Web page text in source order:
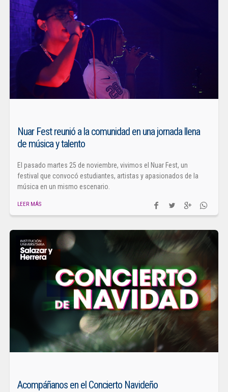
Nuar Fest reunió a la comunidad en una jornada llena
de música y talento
El pasado martes 25 de noviembre, vivimos el Nuar Fest, un
festival que convocó estudiantes, artistas y apasionados de la
música en un mismo escenario.
LEER MÁS
Acompáñanos en el Concierto Navideño